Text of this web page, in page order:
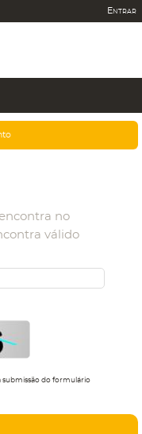
Entrar
no
válido
submissão do formulário